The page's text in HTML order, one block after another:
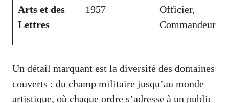
Arts et des
Lettres
1957
Officier,
Commandeur
Un détail marquant est la diversité des domaines
couverts : du champ militaire jusqu’au monde
artistique, où chaque ordre s’adresse à un public